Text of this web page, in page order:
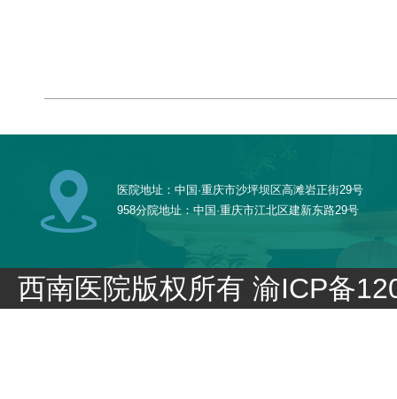
医院地址：中国·重庆市沙坪坝区高滩岩正街29号
958分院地址：中国·重庆市江北区建新东路29号
西南医院版权所有渝ICP备